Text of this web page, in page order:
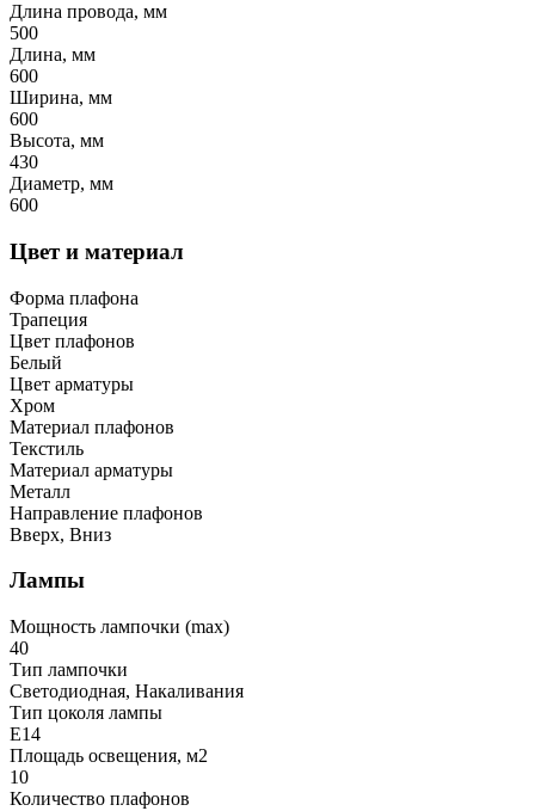
Длина провода, мм
500
Длина, мм
600
Ширина, мм
600
Высота, мм
430
Диаметр, мм
600
Цвет и материал
Форма плафона
Трапеция
Цвет плафонов
Белый
Цвет арматуры
Хром
Материал плафонов
Текстиль
Материал арматуры
Металл
Направление плафонов
Вверх, Вниз
Лампы
Мощность лампочки (max)
40
Тип лампочки
Светодиодная, Накаливания
Тип цоколя лампы
E14
Площадь освещения, м2
10
Количество плафонов